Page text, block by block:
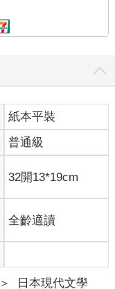
紙本平裝
普通級
32開13*19cm
全齡適讀
＞ 日本現代文學